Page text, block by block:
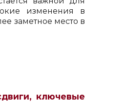
изменения в
заметное место в
ключевые